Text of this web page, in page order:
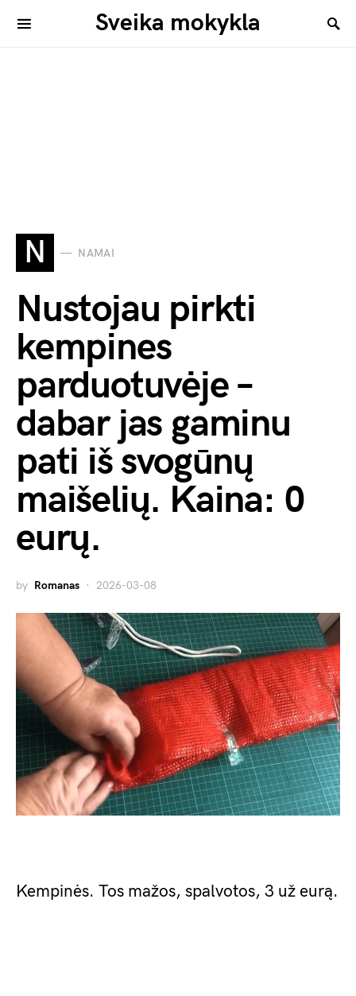
Sveika mokykla
N NAMAI
Nustojau pirkti
kempines
parduotuvėje –
dabar jas gaminu
pati iš svogūnų
maišelių. Kaina: 0
eurų.
by Romanas 2026-03-08
Kempinės. Tos mažos, spalvotos, 3 už eurą.